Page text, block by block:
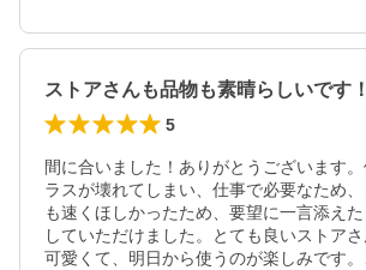
ストアさんも品物も素晴らしいです！
5
間に合いました！ありがとうございます
ラスが壊れてしまい、仕事で必要なため
も速くほしかったため、要望に一言添え
していただけました。とても良いストア
可愛くて、明日から使うのが楽しみです。